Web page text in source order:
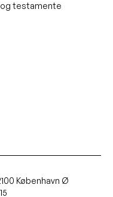
testamente
København Ø